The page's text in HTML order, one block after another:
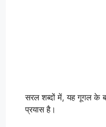
सरल शब्दों में, यह गूगल के
प्रयास है।